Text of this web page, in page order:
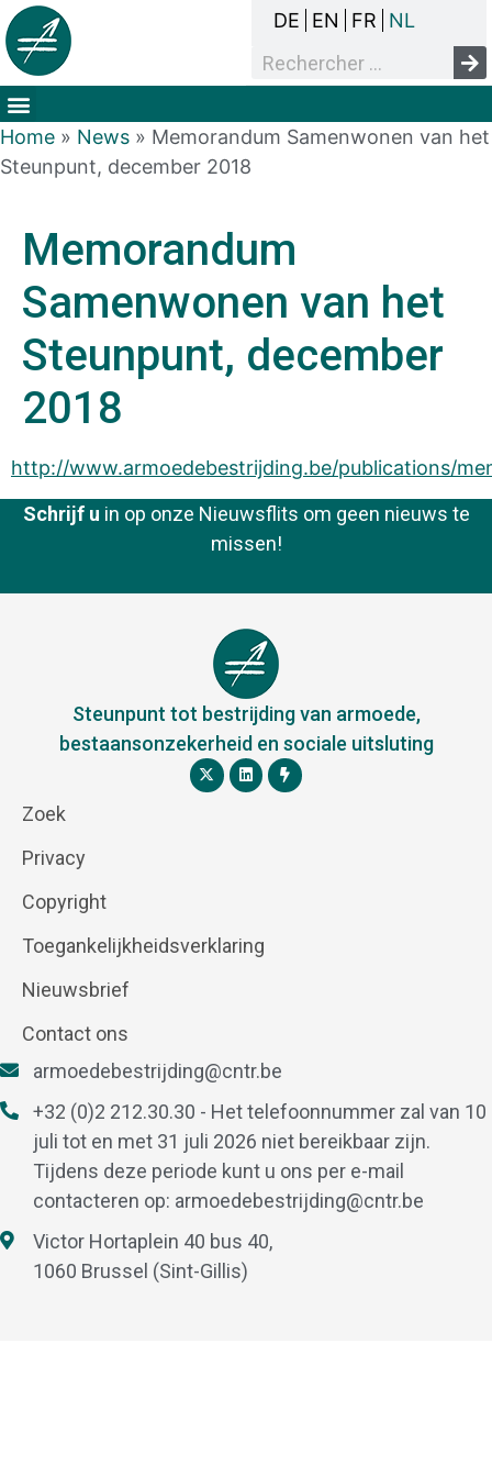
DE EN FR NL
Home » News » Memorandum Samenwonen van het
Steunpunt, december 2018
Memorandum
Samenwonen van het
Steunpunt, december
2018
http://www.armoedebestrijding.be/publications/
Schrijf u in op onze Nieuwsflits om geen nieuws te
missen!
Steunpunt tot bestrijding van armoede,
bestaansonzekerheid en sociale uitsluting
Zoek
Privacy
Copyright
Toegankelijkheidsverklaring
Nieuwsbrief
Contact ons
armoedebestrijding@cntr.be
+32 (0)2 212.30.30 - Het telefoonnummer zal van 10
juli tot en met 31 juli 2026 niet bereikbaar zijn.
Tijdens deze periode kunt u ons per e-mail
contacteren op: armoedebestrijding@cntr.be
Victor Hortaplein 40 bus 40,
1060 Brussel (Sint-Gillis)